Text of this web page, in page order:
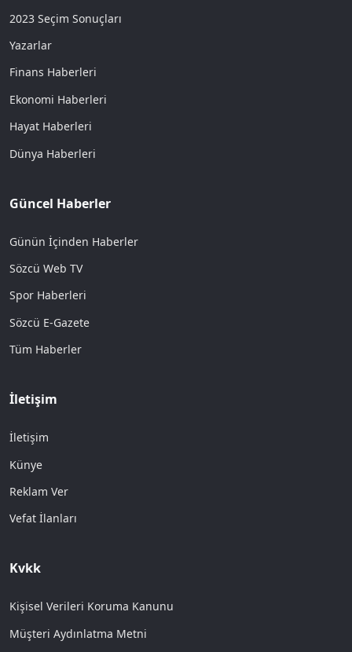
2023 Seçim Sonuçları
Yazarlar
Finans Haberleri
Ekonomi Haberleri
Hayat Haberleri
Dünya Haberleri
Güncel Haberler
Günün İçinden Haberler
Sözcü Web TV
Spor Haberleri
Sözcü E-Gazete
Tüm Haberler
İletişim
İletişim
Künye
Reklam Ver
Vefat İlanları
Kvkk
Kişisel Verileri Koruma Kanunu
Müşteri Aydınlatma Metni